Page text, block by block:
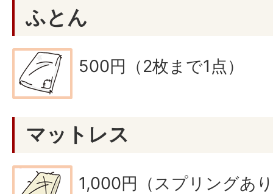
ふとん
500円（2枚まで1点）
マットレス
1,000円（スプリングあ